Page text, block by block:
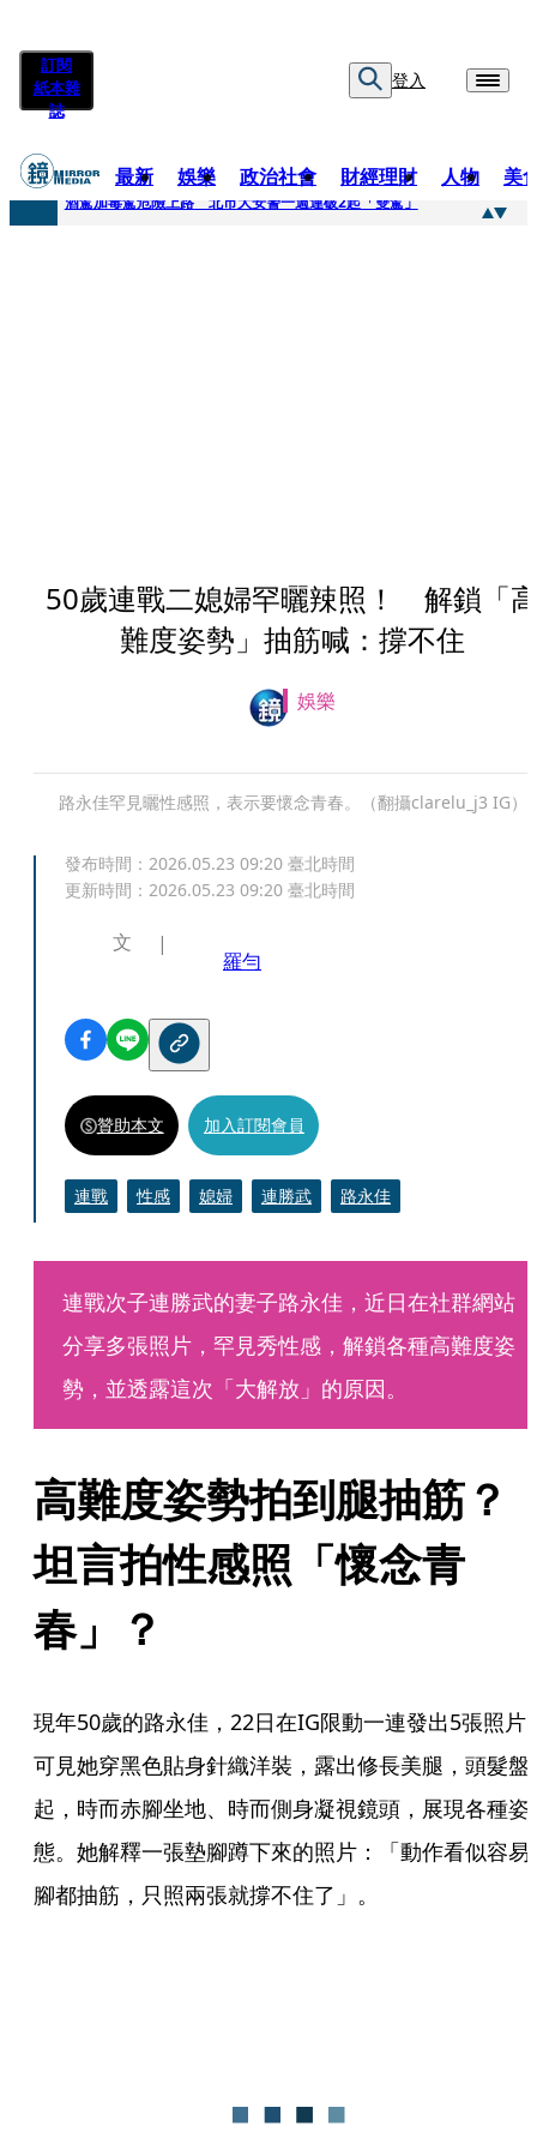
訂閱
紙本雜
誌
登入
最新 娛樂 政治社會 財經理財 人物 美
快訊
酒駕加毒駕危險上路 北市大安警一週連破2起「雙駕」
50歲連戰二媳婦罕曬辣照！ 解鎖「
難度姿勢」抽筋喊：撐不住
娛樂
路永佳罕見曬性感照，表示要懷念青春。（翻攝clarelu_j3 IG）
發布時間： 2026.05.23 09:20 臺北時間
更新時間： 2026.05.23 09:20 臺北時間
文
羅勻
贊助本文 加入訂閱會員
連戰 性感 媳婦 連勝武 路永佳
連戰次子連勝武的妻子路永佳，近日在社群網站
分享多張照片，罕見秀性感，解鎖各種高難度姿
勢，並透露這次「大解放」的原因。
高難度姿勢拍到腿抽筋
坦言拍性感照「懷念青
春」？
現年50歲的路永佳，22日在IG限動一連發出5張照片
可見她穿黑色貼身針織洋裝，露出修長美腿，頭髮盤
起，時而赤腳坐地、時而側身凝視鏡頭，展現各種姿
態。她解釋一張墊腳蹲下來的照片：「動作看似容易
腳都抽筋，只照兩張就撐不住了」。